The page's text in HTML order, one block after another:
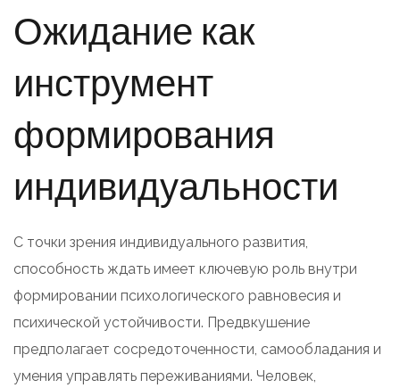
Ожидание как
инструмент
формирования
индивидуальности
С точки зрения индивидуального развития,
способность ждать имеет ключевую роль внутри
формировании психологического равновесия и
психической устойчивости. Предвкушение
предполагает сосредоточенности, самообладания и
умения управлять переживаниями. Человек,